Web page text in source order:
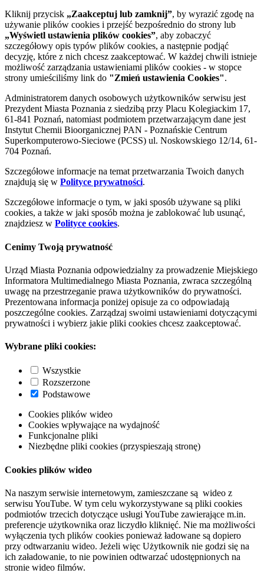
Kliknij przycisk „Zaakceptuj lub zamknij”, by wyrazić zgodę na
używanie plików cookies i przejść bezpośrednio do strony lub
„Wyświetl ustawienia plików cookies”, aby zobaczyć
szczegółowy opis typów plików cookies, a następnie podjąć
decyzję, które z nich chcesz zaakceptować. W każdej chwili istnieje
możliwość zarządzania ustawieniami plików cookies - w stopce
strony umieściliśmy link do "Zmień ustawienia Cookies".
Administratorem danych osobowych użytkowników serwisu jest
Prezydent Miasta Poznania z siedzibą przy Placu Kolegiackim 17,
61-841 Poznań, natomiast podmiotem przetwarzającym dane jest
Instytut Chemii Bioorganicznej PAN - Poznańskie Centrum
Superkomputerowo-Sieciowe (PCSS) ul. Noskowskiego 12/14, 61-
704 Poznań.
Szczegółowe informacje na temat przetwarzania Twoich danych
znajdują się w Polityce prywatności.
Szczegółowe informacje o tym, w jaki sposób używane są pliki
cookies, a także w jaki sposób można je zablokować lub usunąć,
znajdziesz w Polityce cookies.
Cenimy Twoją prywatność
Urząd Miasta Poznania odpowiedzialny za prowadzenie Miejskiego
Informatora Multimedialnego Miasta Poznania, zwraca szczególną
uwagę na przestrzeganie prawa użytkowników do prywatności.
Prezentowana informacja poniżej opisuje za co odpowiadają
poszczególne cookies. Zarządzaj swoimi ustawieniami dotyczącymi
prywatności i wybierz jakie pliki cookies chcesz zaakceptować.
Wybrane pliki cookies:
Wszystkie
Rozszerzone
Podstawowe
Cookies plików wideo
Cookies wpływające na wydajność
Funkcjonalne pliki
Niezbędne pliki cookies (przyspieszają stronę)
Cookies plików wideo
Na naszym serwisie internetowym, zamieszczane są wideo z
serwisu YouTube. W tym celu wykorzystywane są pliki cookies
podmiotów trzecich dotyczące usługi YouTube zawierające m.in.
preferencje użytkownika oraz liczydło kliknięć. Nie ma możliwości
wyłączenia tych plików cookies ponieważ ładowane są dopiero
przy odtwarzaniu wideo. Jeżeli więc Użytkownik nie godzi się na
ich załadowanie, to nie powinien odtwarzać udostępnionych na
stronie wideo filmów.